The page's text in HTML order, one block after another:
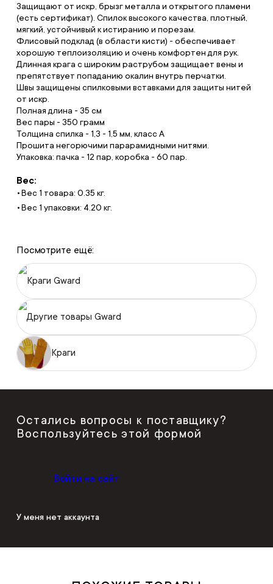
Защищают от искр, брызг металла и открытого пламени
(есть сертификат). Спилок высокого качества, плотный,
мягкий, устойчивый к истиранию и порезам.
Флисовый подклад (в области кисти) - обеспечивает
хорошую теплоизоляцию и очень комфортен для рук.
Длинная крага с широким раструбом защищает вены и
препятствует попаданию окалин внутрь перчатки.
Швы защищены спилковыми вставками для защиты нитей
от искр.
Полная длина - 35 см
Вес пары - 350 грамм
Толщина спилка - 1,3 - 1,5 мм, класс А
Прошита негорючими парарамидными нитями.
Упаковка: пачка - 12 пар, коробка - 60 пар.
Вес:
Вес 1 товара: 0.35 кг.
Вес 1 упаковки: 4.20 кг.
Посмотрите ещё:
Краги Gward
Другие товары Gward
Краги
Остались вопросы к поставщику?
Воспользуйтесь этой формой
Войти на сайт
У меня нет аккаунта